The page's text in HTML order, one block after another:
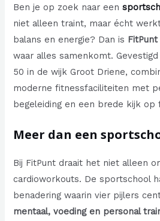
Ben je op zoek naar een
niet alleen traint, maar écht
balans en energie? Dan is
waar alles samenkomt. Gevestigd
50 in de wijk Groot Driene,
moderne fitnessfaciliteiten met
begeleiding en een brede kijk op
Meer dan een
Bij FitPunt draait het niet alleen
cardioworkouts. De sportschool
benadering waarin vier pijlers
mentaal, voeding en personal